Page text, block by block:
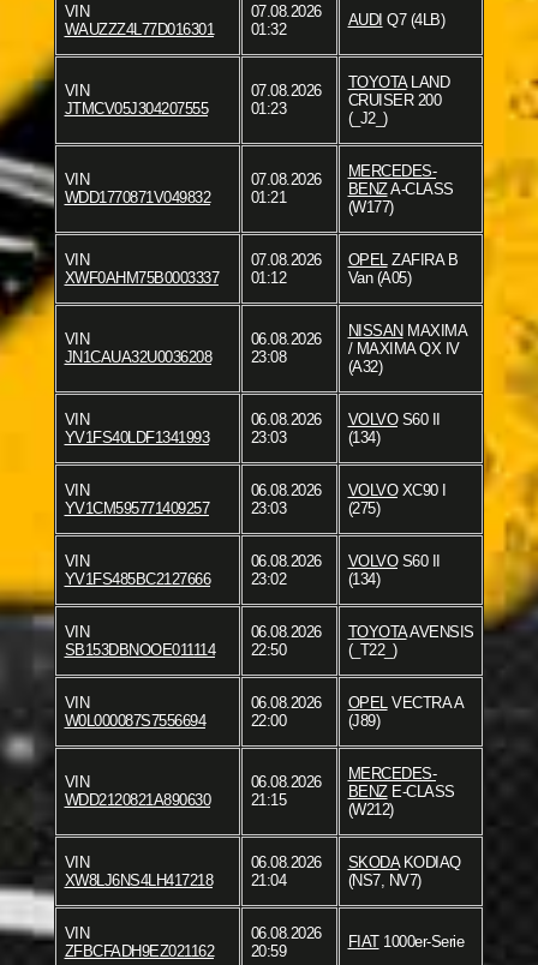
VIN
WAUZZZ4L77D016301
07.08.2026
01:32
AUDI Q7 (4LB)
VIN
JTMCV05J304207555
07.08.2026
01:23
TOYOTALAND
CRUISER 200
(_J2_)
VIN
WDD1770871V049832
07.08.2026
01:21
MERCEDES-
BENZA-CLASS
(W177)
VIN
XWF0AHM75B0003337
07.08.2026
01:12
OPEL ZAFIRA B
Van (A05)
VIN
JN1CAUA32U0036208
06.08.2026
23:08
NISSANMAXIMA
/ MAXIMA QX IV
(A32)
VIN
YV1FS40LDF1341993
06.08.2026
23:03
VOLVOS60 II
(134)
VIN
YV1CM595771409257
06.08.2026
23:03
VOLVOXC90 I
(275)
VIN
YV1FS485BC2127666
06.08.2026
23:02
VOLVOS60 II
(134)
VIN
SB153DBNOOE011114
06.08.2026
22:50
TOYOTAAVENSIS
(_T22_)
VIN
W0L000087S7556694
06.08.2026
22:00
OPEL VECTRA A
(J89)
VIN
WDD2120821A890630
06.08.2026
21:15
MERCEDES-
BENZE-CLASS
(W212)
VIN
XW8LJ6NS4LH417218
06.08.2026
21:04
SKODAKODIAQ
(NS7, NV7)
VIN
ZFBCFADH9EZ021162
06.08.2026
20:59
FIAT1000er-Serie